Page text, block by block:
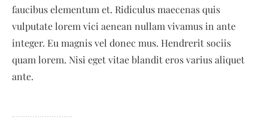
faucibus elementum et. Ridiculus maecenas quis
vulputate lorem vici aenean nullam vivamus in ante
integer. Eu magnis vel donec mus. Hendrerit sociis
quam lorem. Nisi eget vitae blandit eros varius aliquet
ante.